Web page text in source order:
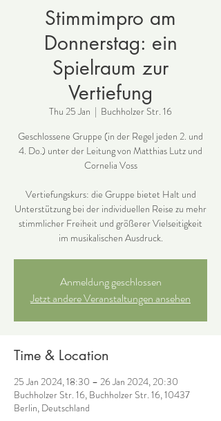
Stimmimpro am
Donnerstag: ein
Spielraum zur
Vertiefung
Thu 25 Jan
  |
Buchholzer Str. 16
Geschlossene Gruppe (in der Regel jeden 2. und
4. Do.) unter der Leitung von Matthias Lutz und
Cornelia Voss
Vertiefungskurs: die Gruppe bietet Halt und
Unterstützung bei der individuellen Reise zu mehr
stimmlicher Freiheit und größerer Vielseitigkeit
im musikalischen Ausdruck.
Anmeldung geschlossen
Jetzt andere Veranstaltungen ansehen
Time & Location
25 Jan 2024, 18:30 – 26 Jan 2024, 20:30
Buchholzer Str. 16, Buchholzer Str. 16, 10437
Berlin, Deutschland